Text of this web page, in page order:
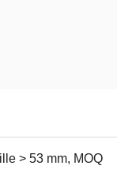
> 53 mm, MOQ